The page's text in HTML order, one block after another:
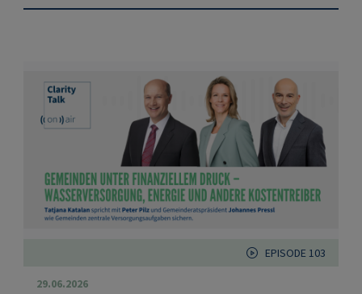
EPISODE 103
29.06.2026